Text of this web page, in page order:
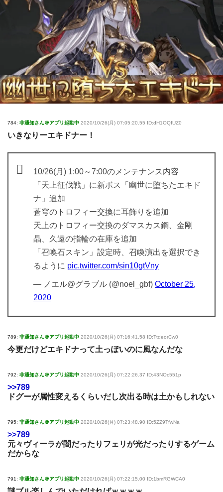
784: 非通知さん＠アプリ起動中 2020/10/26(月) 07:05:20.55 ID:dH1OQIUZ0
いきなりーエキドナー！
10/26(月) 1:00～7:00のメンテナンス内容
「天上征伐戦」に新ボス「幽世に堕ちたエキド
ナ」追加
蒼穹のトロフィー交換に耳飾りを追加
天上のトロフィー交換のダマスカス鋼、金剛
晶、久遠の指輪の在庫を追加
「召喚石スキン」設定時、召喚演出を選択でき
るように pic.twitter.com/sin10gtVny
— ノエル@グラブル (@noel_gbf) October 25,
2020
789: 非通知さん＠アプリ起動中 2020/10/26(月) 07:16:41.58 ID:TtdeorCw0
今更だけどエキドナって土っぽいのに風なんだな
792: 非通知さん＠アプリ起動中 2020/10/26(月) 07:22:26.37 ID:43NOc551p
>>789
ドグーが属性変えるくらいだし次出る時は土かもしれない
795: 非通知さん＠アプリ起動中 2020/10/26(月) 07:23:48.90 ID:5ZZ9TfwNa
>>789
元々ヴィーラが闇だったりフェリが光だったりするゲーム
だからな
791: 非通知さん＠アプリ起動中 2020/10/26(月) 07:22:15.00 ID:1bmRGWCA0